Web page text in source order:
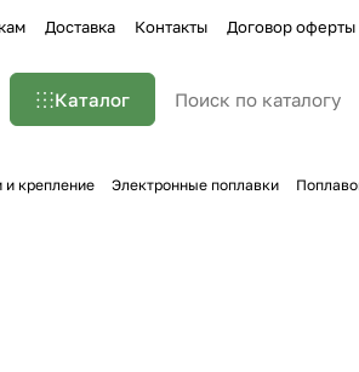
Доставка Контакты Договор оферты
Каталог
и крепление Электронные поплавки